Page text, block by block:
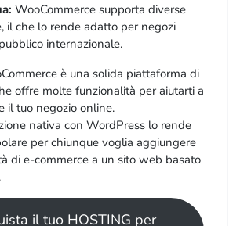
WooCommerce supporta diverse
il che lo rende adatto per negozi
internazionale.
è una solida piattaforma di
offre molte funzionalità per aiutarti a
il tuo negozio online.
nativa con WordPress lo rende
per chiunque voglia aggiungere
di e-commerce a un sito web basato
il tuo HOSTING per